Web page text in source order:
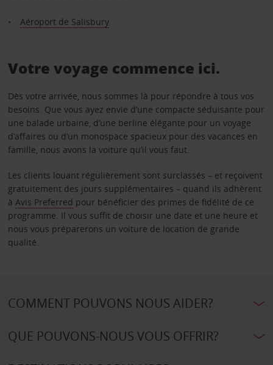
Aéroport de Salisbury
Votre voyage commence ici.
Dès votre arrivée, nous sommes là pour répondre à tous vos
besoins. Que vous ayez envie d’une compacte séduisante pour
une balade urbaine, d’une berline élégante pour un voyage
d’affaires ou d’un monospace spacieux pour des vacances en
famille, nous avons la voiture qu’il vous faut.
Les clients louant régulièrement sont surclassés – et reçoivent
gratuitement des jours supplémentaires – quand ils adhèrent
à Avis Preferred pour bénéficier des primes de fidélité de ce
programme. Il vous suffit de choisir une date et une heure et
nous vous préparerons un voiture de location de grande
qualité.
COMMENT POUVONS NOUS AIDER?
QUE POUVONS-NOUS VOUS OFFRIR?